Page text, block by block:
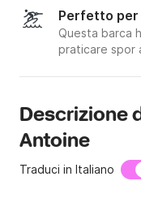
Perfetto
Questa barca
praticare spor
Descrizione
Antoine
Traduci in Italiano